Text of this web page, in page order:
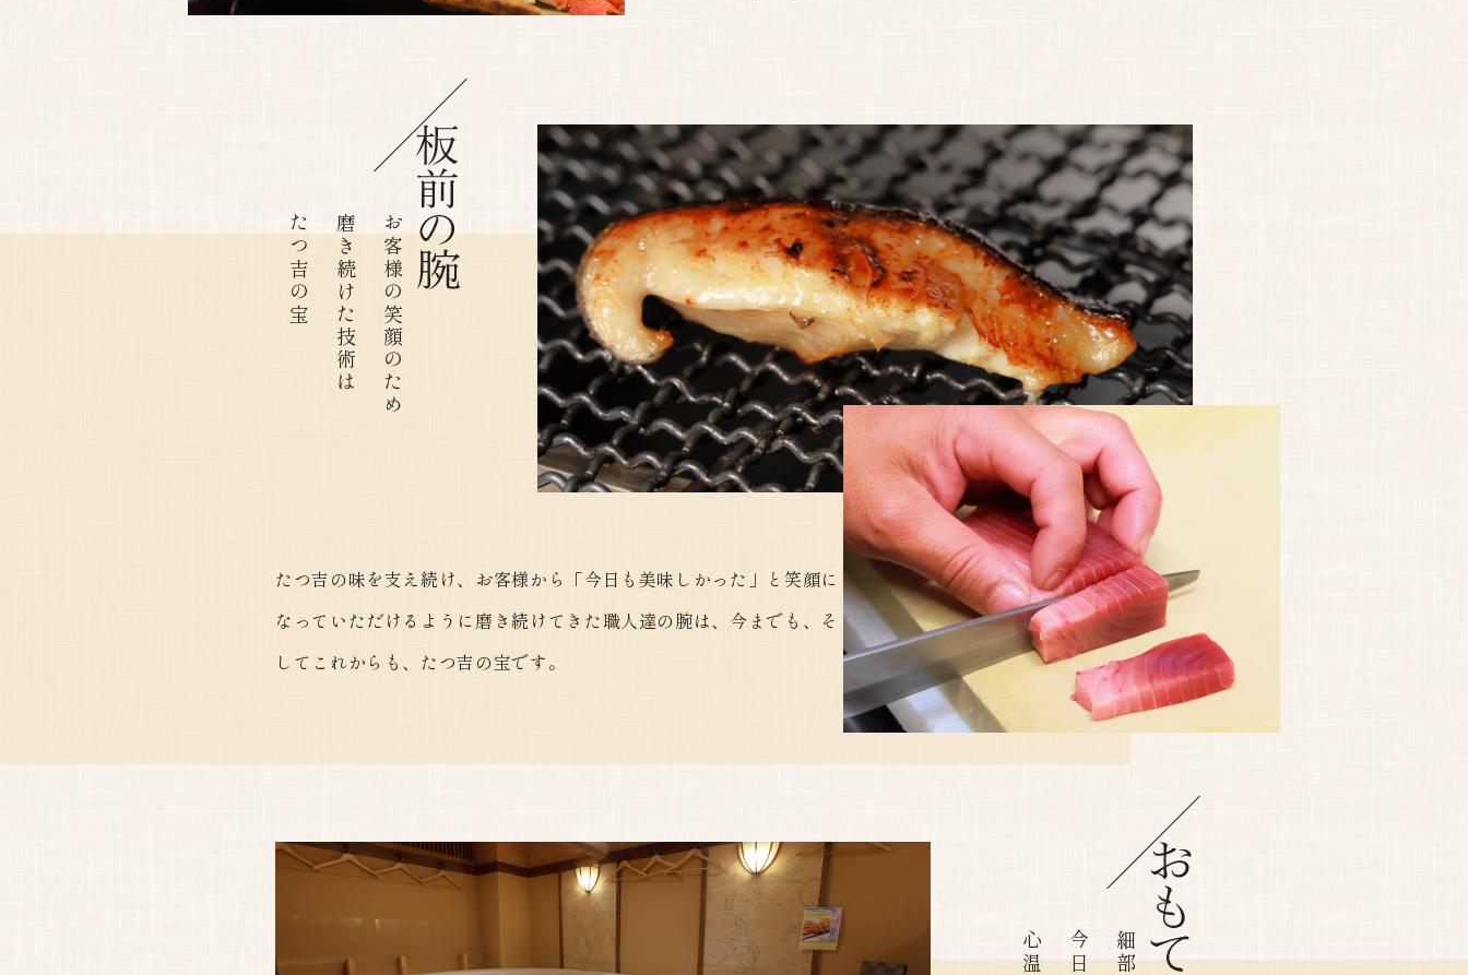
お客様の笑顔のため
​​​​​​​磨き続けた技術は
たつ吉の宝
たつ吉の味を支え続け、お客様から「今日も美味しかった」と笑顔に
なっていただけるように磨き続けてきた職人達の腕は、今までも、そ
してこれからも、たつ吉の宝です。